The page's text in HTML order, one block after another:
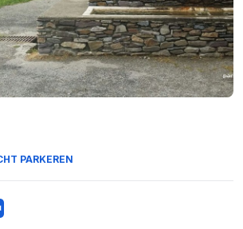
PARKEREN